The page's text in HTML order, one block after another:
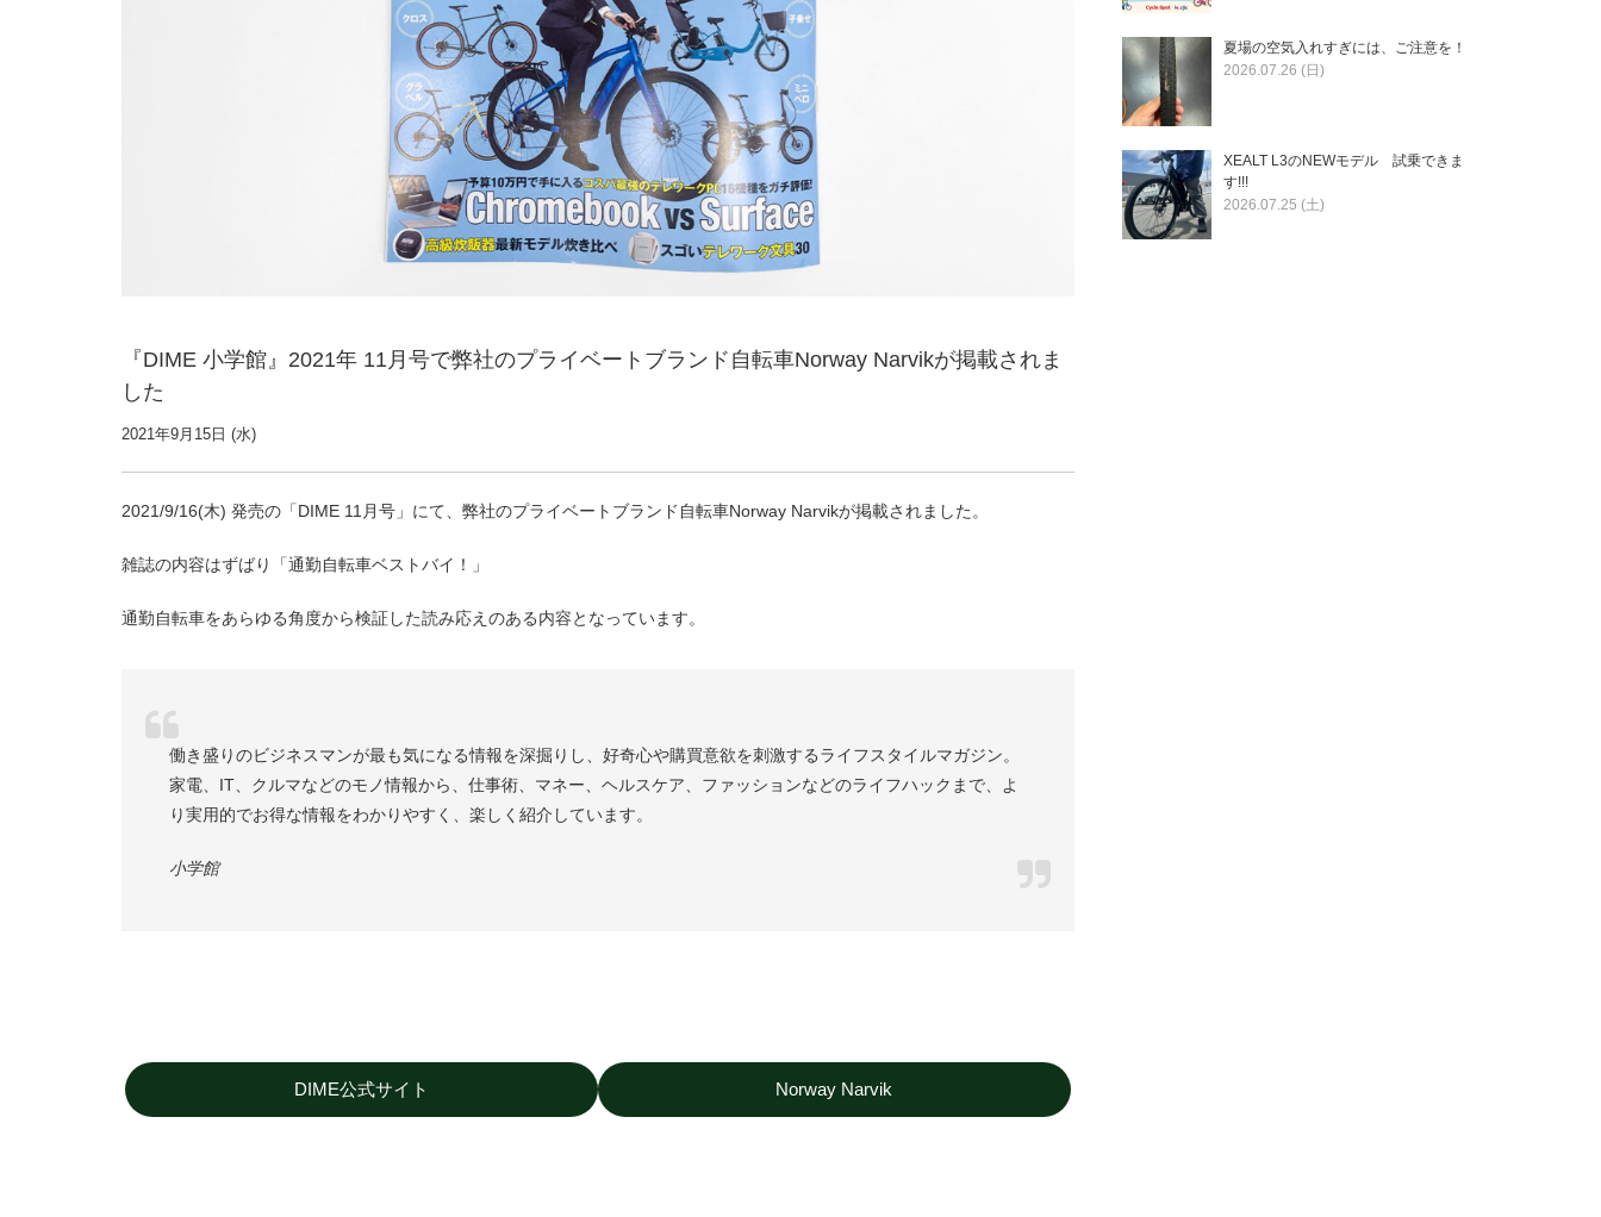
『DIME 小学館』2021年 11月号で弊社のプライベートブランド自転車Norway Narvikが掲載されま
した
2021年9月15日 (水)
2021/9/16(木) 発売の「DIME 11月号」にて、弊社のプライベートブランド自転車Norway Narvikが掲載されました。
雑誌の内容はずばり「通勤自転車ベストバイ！」
通勤自転車をあらゆる角度から検証した読み応えのある内容となっています。
働き盛りのビジネスマンが最も気になる情報を深掘りし、好奇心や購買意欲を刺激するライフスタイルマガジン。
家電、IT、クルマなどのモノ情報から、仕事術、マネー、ヘルスケア、ファッションなどのライフハックまで、よ
り実用的でお得な情報をわかりやすく、楽しく紹介しています。
小学館
DIME公式サイト Norway Narvik
夏場の空気入れすぎには、ご注意を！
2026.07.26 (日)
XEALT L3のNEWモデル 試乗できま
す!!!
2026.07.25 (土)